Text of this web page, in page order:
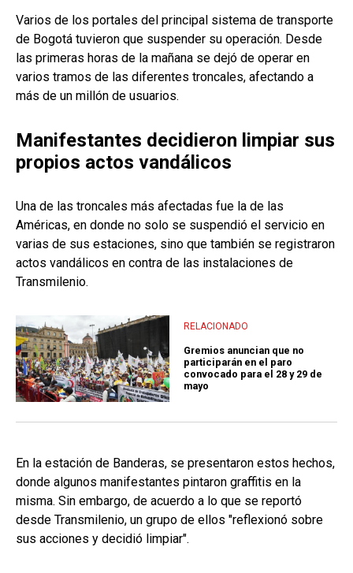
Varios de los portales del principal sistema de transporte
de Bogotá tuvieron que suspender su operación. Desde
las primeras horas de la mañana se dejó de operar en
varios tramos de las diferentes troncales, afectando a
más de un millón de usuarios.
Manifestantes decidieron limpiar sus
propios actos vandálicos
Una de las troncales más afectadas fue la de las
Américas, en donde no solo se suspendió el servicio en
varias de sus estaciones, sino que también se registraron
actos vandálicos en contra de las instalaciones de
Transmilenio.
RELACIONADO
Gremios anuncian que no
participarán en el paro
convocado para el 28 y 29 de
mayo
En la estación de Banderas, se presentaron estos hechos,
donde algunos manifestantes pintaron graffitis en la
misma. Sin embargo, de acuerdo a lo que se reportó
desde Transmilenio, un grupo de ellos "reflexionó sobre
sus acciones y decidió limpiar".